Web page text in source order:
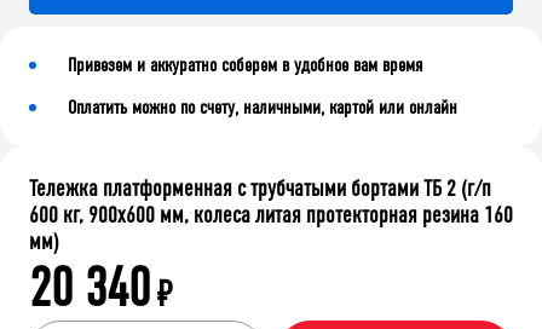
Привезем и аккуратно соберем в удобное вам время
Оплатить можно по счету, наличными, картой или онлайн
Тележка платформенная с трубчатыми бортами ТБ 2 (г/п
600 кг, 900x600 мм, колеса литая протекторная резина 160
мм)
20 340₽